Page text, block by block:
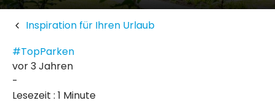
Inspiration für Ihren Urlaub
#TopParken
vor 3 Jahren
-
Lesezeit : 1 Minute